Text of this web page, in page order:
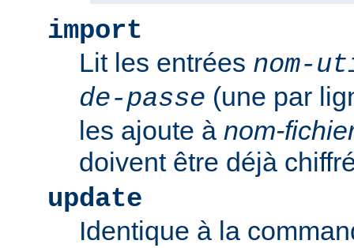
import
Lit les entrées nom-
de-passe (une par
les ajoute à nom-
doivent être déjà
update
Identique à la